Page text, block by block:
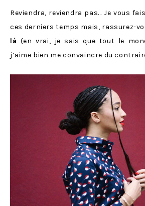
Reviendra, reviendra pas… Je vous
ces derniers temps mais, rassurez-
là (en vrai, je sais que tout le
j’aime bien me convaincre du